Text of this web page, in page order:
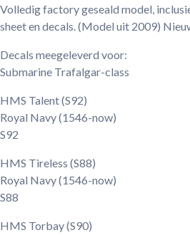
Volledig factory geseald model,
sheet en decals. (Model uit 2009)
Decals meegeleverd voor:
Submarine Trafalgar-class
HMS Talent (S92)
Royal Navy(1546-now)
S92
HMS Tireless (S88)
Royal Navy(1546-now)
S88
HMS Torbay (S90)